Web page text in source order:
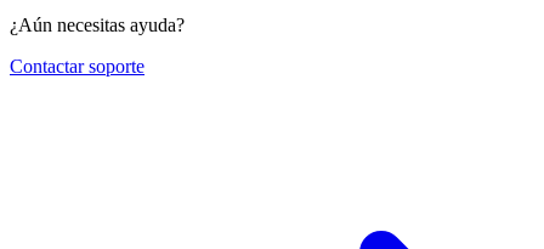
¿Aún necesitas ayuda?
Contactar soporte